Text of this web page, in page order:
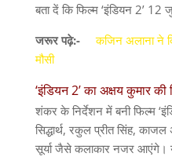
बता दें कि फिल्म ‘इंडियन 2’ 12
जरूर पढ़े:-कजिन अलाना ने
मौसी
‘इंडियन 2’ का अक्षय कुमार
शंकर के निर्देशन में बनी फिल्म
सिद्धार्थ, रकुल प्रीत सिंह,
सूर्या जैसे कलाकार नजर आएंगे।